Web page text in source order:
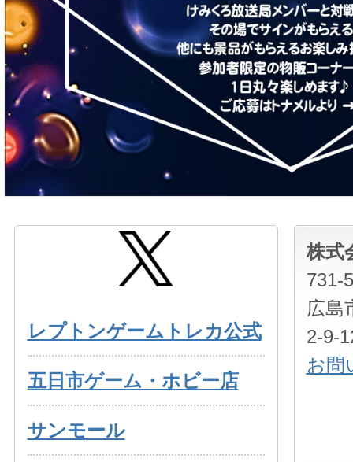
レプトンゲームトレカ公式
五日市ゲーム・ホビー店
サンモール
株式
731-
広島
2-9-
お問